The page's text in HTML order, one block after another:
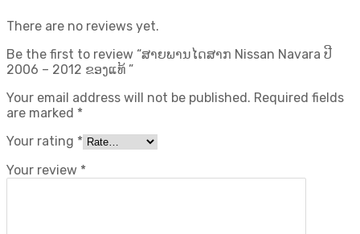
There are no reviews yet.
Be the first to review “ສາຍພານໄດສາກ Nissan Navara ປີ
2006 – 2012 ຂອງແທ້ ”
Your email address will not be published. Required fields
are marked *
Your rating *
Your review *